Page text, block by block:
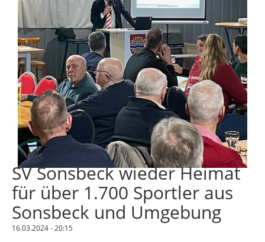
SV Sonsbeck wieder Heimat
für über 1.700 Sportler aus
Sonsbeck und Umgebung
16.03.2024 - 20:15